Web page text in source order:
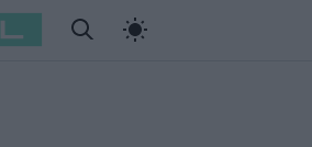
Szellő István Most Wanted